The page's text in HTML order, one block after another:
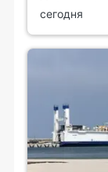
сегодня